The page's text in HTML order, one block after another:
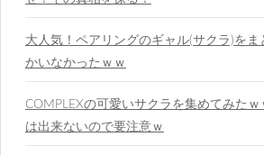
大人気！ペアリングのギャル(サクラ)をま
かいなかったｗｗ
COMPLEXの可愛いサクラを集めてみた
は出来ないので要注意ｗ